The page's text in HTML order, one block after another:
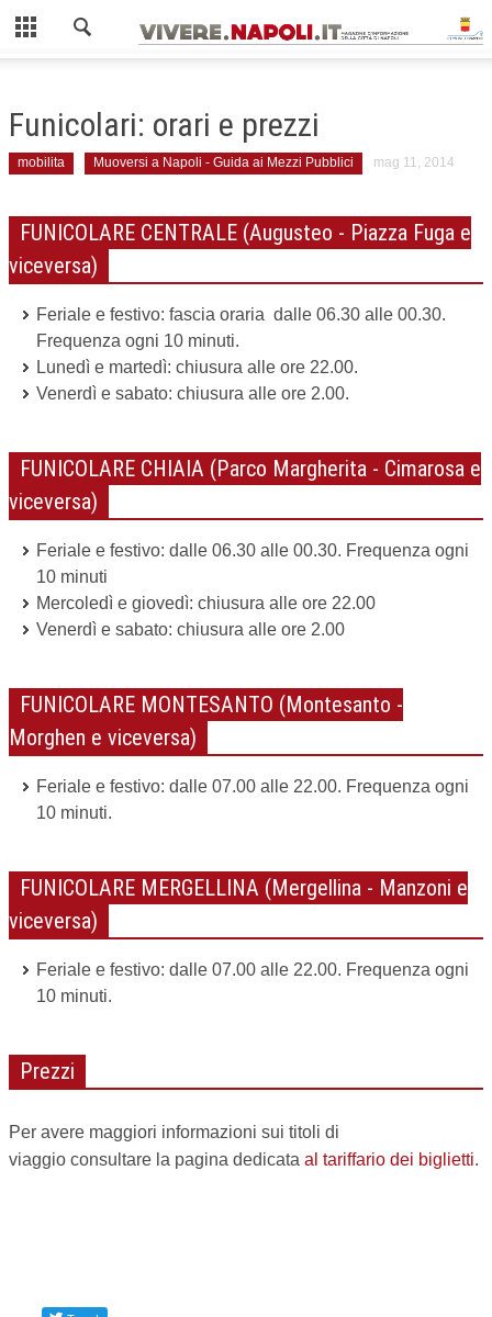
Chiudi
COME FARE LA RACCOLTA DIFFERENZIATA
ISOLE ECOLOGICHE
GIOVANI
MOBILITÀ
GUIDA AI MEZZI PUBBLICI
ZTL NAPOLI
SPORT
TEMPO LIBERO
CULTURA
PARI OPPORTUNITÀ
SALUTE
PSICOLOGIA
Funicolari: orari e prezzi
mobilita Muoversi a Napoli - Guida ai Mezzi Pubblici mag 11, 2014
FUNICOLARE CENTRALE (Augusteo - Piazza Fuga e
viceversa)
Feriale e festivo: fascia oraria dalle 06.30 alle 00.30.
Frequenza ogni 10 minuti.
Lunedì e martedì: chiusura alle ore 22.00.
Venerdì e sabato: chiusura alle ore 2.00.
FUNICOLARE CHIAIA (Parco Margherita - Cimarosa e
viceversa)
Feriale e festivo: dalle 06.30 alle 00.30. Frequenza ogni
10 minuti
Mercoledì e giovedì: chiusura alle ore 22.00
Venerdì e sabato: chiusura alle ore 2.00
FUNICOLARE MONTESANTO (Montesanto -
Morghen e viceversa)
Feriale e festivo: dalle 07.00 alle 22.00. Frequenza ogni
10 minuti.
FUNICOLARE MERGELLINA (Mergellina - Manzoni e
viceversa)
Feriale e festivo: dalle 07.00 alle 22.00. Frequenza ogni
10 minuti.
Prezzi
Per avere maggiori informazioni sui titoli di
viaggio consultare la pagina dedicata al tariffario dei biglietti.